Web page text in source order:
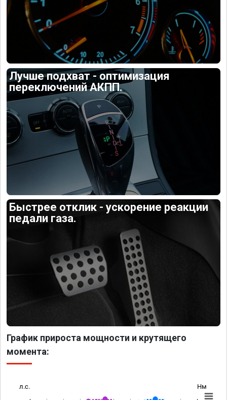
Лучше подхват - оптимизация
переключений АКПП.
Быстрее отклик - ускорение реакции
педали газа.
График прироста мощности и крутящего
момента:
л.с. Нм